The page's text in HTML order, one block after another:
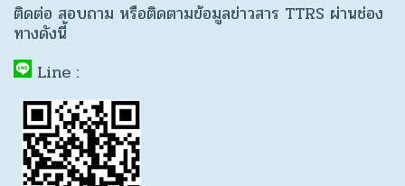
ติดต่อ สอบถาม หรือติดตามข้อมูลข่าวสาร TTRS ผ่านช่อง
ทางดังนี้
Line :